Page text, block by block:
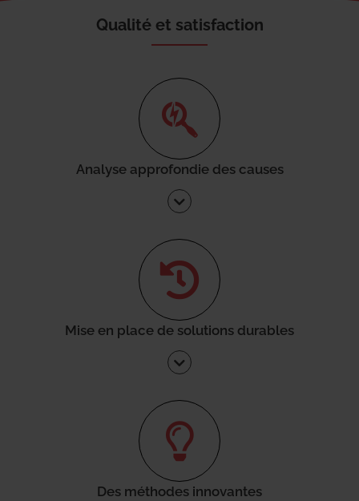
Qualité et satisfaction
Analyse approfondie des causes
Mise en place de solutions durables
Des méthodes innovantes